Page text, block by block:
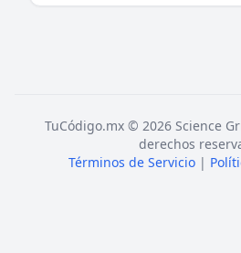
TuCódigo.mx © 2026 Science
derechos
Términos de Servicio |